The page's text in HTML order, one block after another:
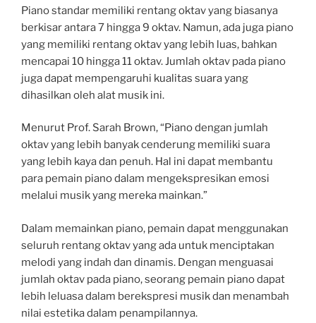
Piano standar memiliki rentang oktav yang biasanya
berkisar antara 7 hingga 9 oktav. Namun, ada juga piano
yang memiliki rentang oktav yang lebih luas, bahkan
mencapai 10 hingga 11 oktav. Jumlah oktav pada piano
juga dapat mempengaruhi kualitas suara yang
dihasilkan oleh alat musik ini.
Menurut Prof. Sarah Brown, “Piano dengan jumlah
oktav yang lebih banyak cenderung memiliki suara
yang lebih kaya dan penuh. Hal ini dapat membantu
para pemain piano dalam mengekspresikan emosi
melalui musik yang mereka mainkan.”
Dalam memainkan piano, pemain dapat menggunakan
seluruh rentang oktav yang ada untuk menciptakan
melodi yang indah dan dinamis. Dengan menguasai
jumlah oktav pada piano, seorang pemain piano dapat
lebih leluasa dalam berekspresi musik dan menambah
nilai estetika dalam penampilannya.